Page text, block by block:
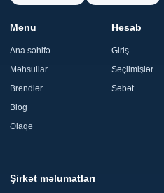
Menu
Ana səhifə
Məhsullar
Brendlər
Blog
Əlaqə
Hesab
Giriş
Seçilmişlər
Səbət
Şirkət məlumatları